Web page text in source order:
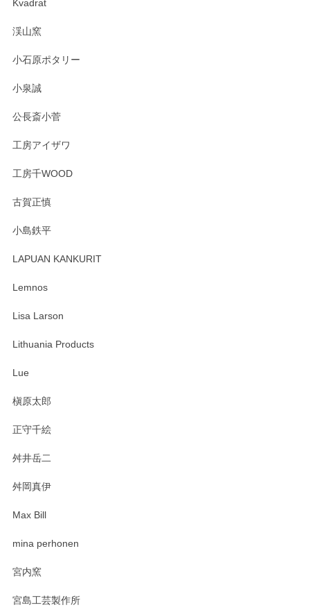
淡いグリーンのカラーがとても可愛いです❤️ ありがとうござ
す。 素敵な湯呑みでとても気に入りました。 発送も早く、
たm(_)m
います。無事に届いたようで安心いたしまし
おかけしました。 ありがとうございます。
Kvadrat
渓山窯
小石原ポタリー
小泉誠
公長斎小菅
工房アイザワ
工房千WOOD
古賀正慎
小島鉄平
LAPUAN KANKURIT
Lemnos
Lisa Larson
Lithuania Products
Lue
槇原太郎
正守千絵
舛井岳二
舛岡真伊
Max Bill
mina perhonen
宮内窯
宮島工芸製作所